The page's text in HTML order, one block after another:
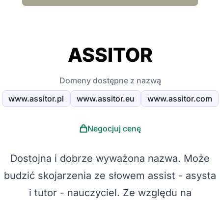
ASSITOR
Domeny dostępne z nazwą
www.assitor.pl
www.assitor.eu www.assitor.com
Negocjuj cenę
Dostojna i dobrze wyważona nazwa. Może
budzić skojarzenia ze słowem assist - asysta
i tutor - nauczyciel. Ze względu na